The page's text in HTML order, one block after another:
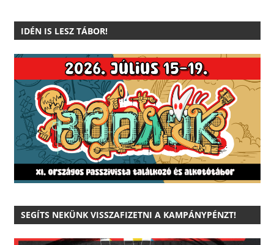
IDÉN IS LESZ TÁBOR!
SEGÍTS NEKÜNK VISSZAFIZETNI A KAMPÁNYPÉNZT!